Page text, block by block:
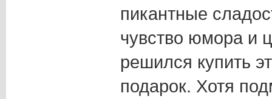
пикантные
чувство юмора и
решился купить
подарок. Хотя